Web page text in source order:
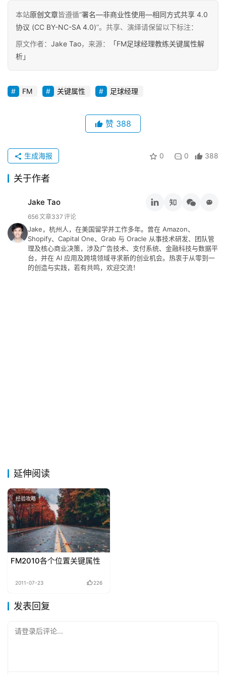
关
于
留
本站原创文章皆遵循“署名—非商业性使用—相同方式共享 4.0
协议 (CC BY-NC-SA 4.0)”。共享、演绎请保留以下标注：
原文作者： Jake Tao，来源：
「FM足球经理教练关键属性解
析」
FM 关键属性 足球经理
赞 388
0 0 388
生成海报
关于作者
Jake Tao
656文章337 评论
Jake，杭州人，在美国留学并工作多年。曾在 Amazon、
Shopify、Capital One、Grab 与 Oracle 从事技术研发、团队管
理及核心商业决策，涉及广告技术、支付系统、金融科技与数据平
台，并在 AI 应用及跨境领域寻求新的创业机会。热衷于从零到一
的创造与实践，若有共鸣，欢迎交流！
延伸阅读
经验攻略
FM2010各个位置关键属性
2011-07-23 226
发表回复
请登录后评论...